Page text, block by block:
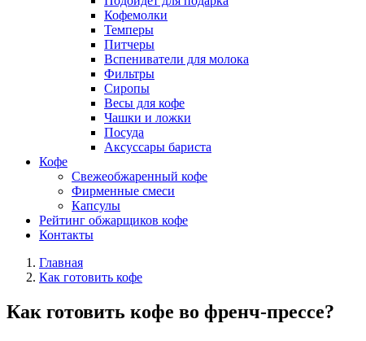
Кофемолки
Темперы
Питчеры
Вспениватели для молока
Фильтры
Сиропы
Весы для кофе
Чашки и ложки
Посуда
Аксуссары бариста
Кофе
Свежеобжаренный кофе
Фирменные смеси
Капсулы
Рейтинг обжарщиков кофе
Контакты
Главная
Как готовить кофе
Как готовить кофе во френч-прессе?